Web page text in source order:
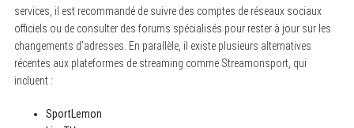
services, il est recommandé de suivre des comptes de réseaux sociaux
officiels ou de consulter des forums spécialisés pour rester à jour sur les
changements d’adresses. En parallèle, il existe plusieurs alternatives
récentes aux plateformes de streaming comme Streamonsport, qui
incluent :
SportLemon